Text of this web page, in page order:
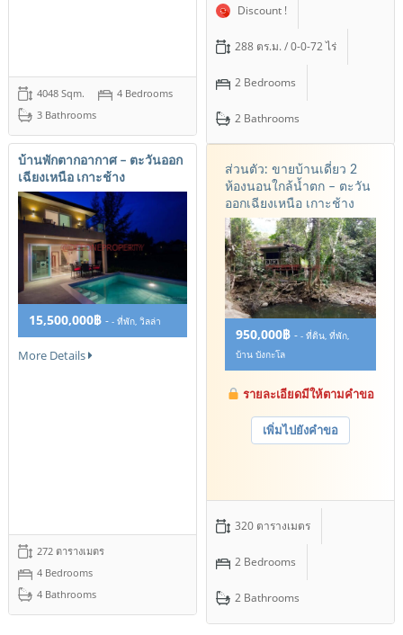
4048 Sqm.
4 Bedrooms
3 Bathrooms
Discount !
288 ตร.ม. / 0-0-72 ไร่
2 Bedrooms
2 Bathrooms
บ้านพักตากอากาศ – ตะวันออก
เฉียงเหนือ เกาะช้าง
15,500,000฿ - - ที่พัก, วิลล่า
More Details
272 ตารางเมตร
4 Bedrooms
4 Bathrooms
ส่วนตัว: ขายบ้านเดี่ยว 2
ห้องนอนใกล้น้ำตก – ตะวัน
ออกเฉียงเหนือ เกาะช้าง
950,000฿ - - ที่ดิน, ที่พัก,
บ้าน บังกะโล
รายละเอียดมีให้ตามคำขอ
เพิ่มไปยังคำขอ
320 ตารางเมตร
2 Bedrooms
2 Bathrooms